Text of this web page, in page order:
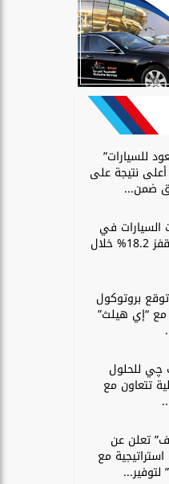
للسيارات”
نتيجة على
ضمن...
السيارات في
مصر تقفز 18.2% خلال
بروتوكول
مع “إي هيلث”
للحلول
تتعاون مع
تعلن عن
مع
لتوفير...